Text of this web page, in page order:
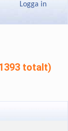
Logga in
totalt)